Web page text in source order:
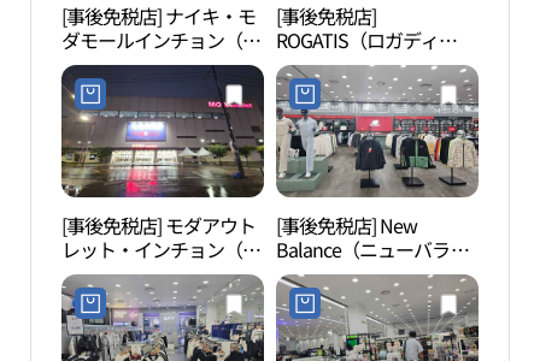
[事後免税店] ナイキ・モ
ダモールインチョン（仁
川）(나이키 모다아울렛
인천점)
[事後免税店]
ROGATIS（ロガディ
ス）・モダアウトレット
インチョン（仁川）店
(로가디스 모다아울렛 인
천점)
[事後免税店] モダアウト
レット・インチョン（仁
川）店(모다아울렛 인천
점)
[事後免税店] New
Balance（ニューバラン
ス）・モダアウトレット
インチョン（仁川）店
(뉴발란스 모다아울렛 인
천점)